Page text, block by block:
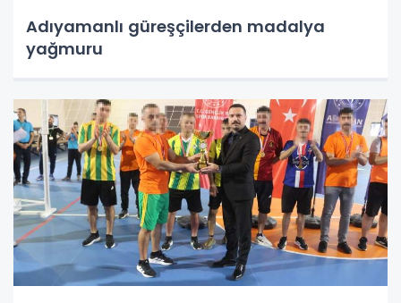
Adıyamanlı güreşçilerden madalya
yağmuru